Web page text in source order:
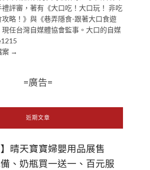
評審，著有《大口吃！大口玩！ 非吃
略！》與《巷弄隱食-跟著大口食遊
任台灣自媒體協會監事。大口的自媒
案 →
=廣告=
近期文章
】晴天寶寶婦嬰用品展售
、奶瓶買一送一、百元服